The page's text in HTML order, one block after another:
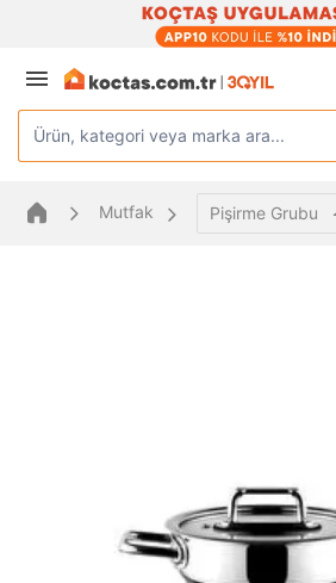
Ürün, kategori veya marka ara...
Mutfak Pişirme Grubu